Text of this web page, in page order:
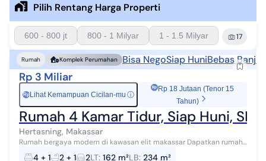
Pilih Rentang Harga Properti
600 - 800 jt 800 - 1 Milyar 1 - 1.5 Milyar 17
Rumah Komplek Perumahan Bisa NegoSiap HuniBebas Banjir
Rp 3 Miliar
Rp Lihat Kemampuan Cicilan-mu ⓘ
Rp 18 Jutaan (Tenor 15
Tahun)
Rumah 4 Kamar Tidur, Siap Huni,
Hertasning, Makassar
Rumah bergaya modern di kawasan elit makassar Dapatkan rumah
2 lantai yang nyaman ini, dijual dengan pemandangan indah yang
4 + 1 2 + 1 2LT: 162 m²LB: 234 m²